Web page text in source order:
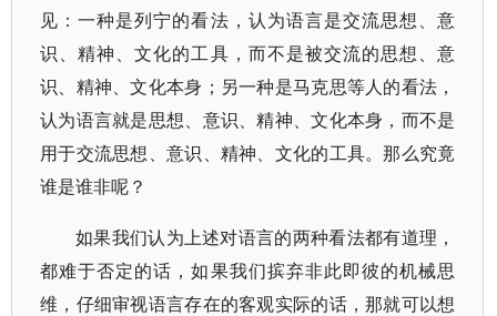
见：一种是列宁的看法，认为语言是交流思想、意
识、精神、文化的工具，而不是被交流的思想、意
识、精神、文化本身；另一种是马克思等人的看法，
认为语言就是思想、意识、精神、文化本身，而不是
用于交流思想、意识、精神、文化的工具。那么究竟
谁是谁非呢？
如果我们认为上述对语言的两种看法都有道理，
都难于否定的话，如果我们摈弃非此即彼的机械思
维，仔细审视语言存在的客观实际的话，那就可以想